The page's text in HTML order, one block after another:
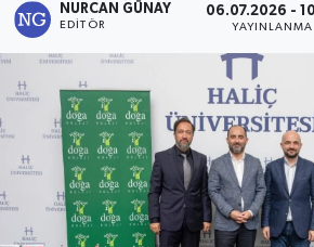
NURCAN GÜNAY
EDITÖR
06.07.2026 -
YAYINLANMA
Eğitim
Ekonomi
Emet